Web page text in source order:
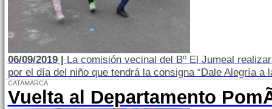
06/09/2019 | La comisión vecinal del Bº El Jumeal
por el día del niño que tendrá la consigna “Dale Alegría a
CATAMARCA
Vuelta al Departamento